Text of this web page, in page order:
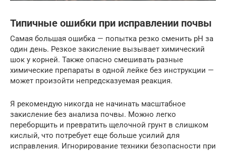
Типичные ошибки при исправлении почвы
Самая большая ошибка — попытка резко сменить pH за
один день. Резкое закисление вызывает химический
шок у корней. Также опасно смешивать разные
химические препараты в одной лейке без инструкции —
может произойти непредсказуемая реакция.
Я рекомендую никогда не начинать масштабное
закисление без анализа почвы. Можно легко
переборщить и превратить щелочной грунт в слишком
кислый, что потребует еще больше усилий для
исправления. Игнорирование техники безопасности при